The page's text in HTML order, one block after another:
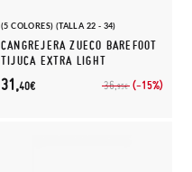
(5 COLORES) (TALLA 22 - 34)
CANGREJERA ZUECO BAREFOOT
TIJUCA EXTRA LIGHT
36,95€ (-15%)
31,40€